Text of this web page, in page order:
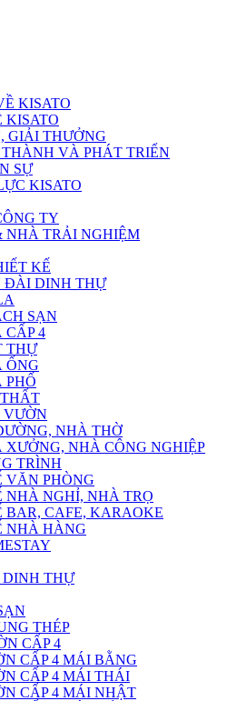
KISATO
KISATO
GIẢI THƯỞNG
VÀ PHÁT TRIỂN
SỰ
KISATO
TY
NHÀ TRẢI NGHIỆM
KẾ
ĐÀI DINH THỰ
SẠN
CẤP 4
THỰ
ỐNG
PHỐ
VƯỜN
NHÀ THỜ
NHÀ CÔNG NGHIỆP
TRÌNH
VĂN PHÒNG
NHÀ NGHỈ, NHÀ TRỌ
BAR, CAFE, KARAOKE
NHÀ HÀNG
THỰ
THÉP
CẤP 4
CẤP 4 MÁI BẰNG
CẤP 4 MÁI THÁI
CẤP 4 MÁI NHẬT